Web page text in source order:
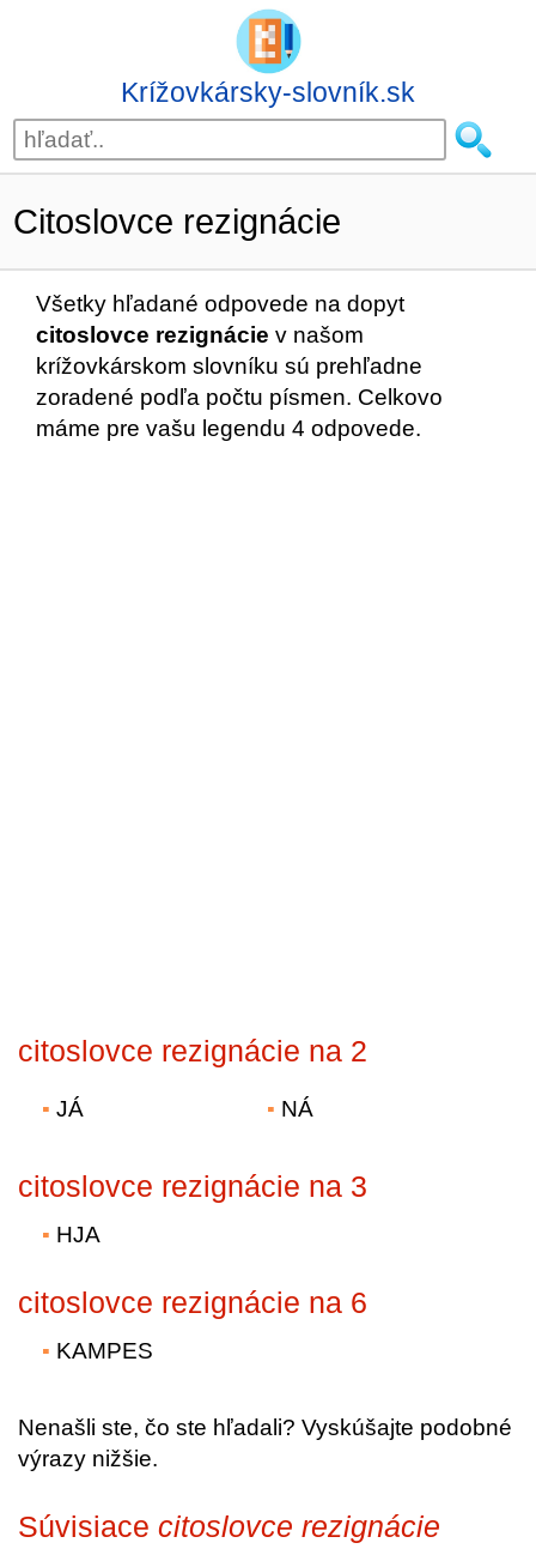
Krížovkársky-slovník.sk
Citoslovce rezignácie
Všetky hľadané odpovede na dopyt
citoslovce rezignácie v našom
krížovkárskom slovníku sú prehľadne
zoradené podľa počtu písmen. Celkovo
máme pre vašu legendu 4 odpovede.
citoslovce rezignácie na 2
JÁ NÁ
citoslovce rezignácie na 3
HJA
citoslovce rezignácie na 6
KAMPES
Nenašli ste, čo ste hľadali? Vyskúšajte podobné
výrazy nižšie.
Súvisiace citoslovce rezignácie